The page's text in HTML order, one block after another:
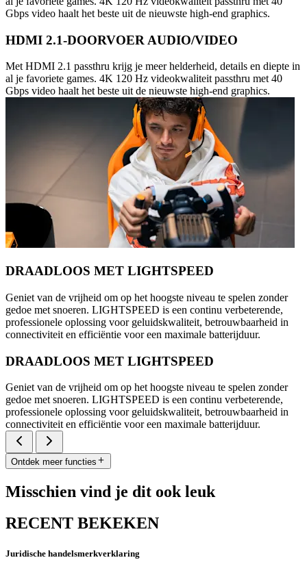
Gbps video haalt het beste uit de nieuwste high-end graphics.
HDMI 2.1-DOORVOER AUDIO/VIDEO
Met HDMI 2.1 passthru krijg je meer helderheid, details en diepte in
al je favoriete games. 4K 120 Hz videokwaliteit passthru met 40
Gbps video haalt het beste uit de nieuwste high-end graphics.
DRAADLOOS MET LIGHTSPEED
Geniet van de vrijheid om op het hoogste niveau te spelen zonder
gedoe met snoeren. LIGHTSPEED is een continu verbeterende,
professionele oplossing voor geluidskwaliteit, betrouwbaarheid in
connectiviteit en efficiëntie voor een maximale batterijduur.
DRAADLOOS MET LIGHTSPEED
Geniet van de vrijheid om op het hoogste niveau te spelen zonder
gedoe met snoeren. LIGHTSPEED is een continu verbeterende,
professionele oplossing voor geluidskwaliteit, betrouwbaarheid in
connectiviteit en efficiëntie voor een maximale batterijduur.
Ontdek meer functies
Misschien vind je dit ook leuk
RECENT BEKEKEN
Juridische handelsmerkverklaring